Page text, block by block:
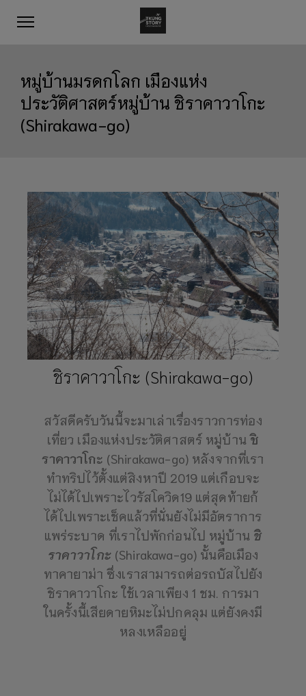
หมู่บ้านมรดกโลก เมืองแห่ง
ประวัติศาสตร์หมู่บ้าน ชิราคาวาโกะ
(Shirakawa-go)
ชิราคาวาโกะ (Shirakawa-go)
สวัสดีครับวันนี้จะมาเล่าเรื่องราวการท่อง
เที่ยว เมืองแห่งประวัติศาสตร์ หมู่บ้านชิ
ราคาวาโกะ (Shirakawa-go) หลังจากที่เรา
ทำทริปไว้ตั้งแต่สิงหาปี 2019 แต่เกือบจะ
ไม่ได้ไปเพราะไวรัสโควิด19 แต่สุดท้ายก้
ได้ไปเพราะเช็คแล้วที่นั่นยังไม่มีอัตราการ
แพร่ระบาด ที่เราไปพักก่อนไป หมู่บ้าน ชิ
ราคาวาโกะ(Shirakawa-go) นั้นคือเมือง
ทาคายาม่า ซึ่งเราสามารถต่อรถบัสไปยัง
ชิราคาวาโกะ ใช้เวลาเพียง 1 ชม. การมา
ในครั้งนี้เสียดายหิมะไม่ปกคลุม แต่ยังคงมี
หลงเหลืออยู่